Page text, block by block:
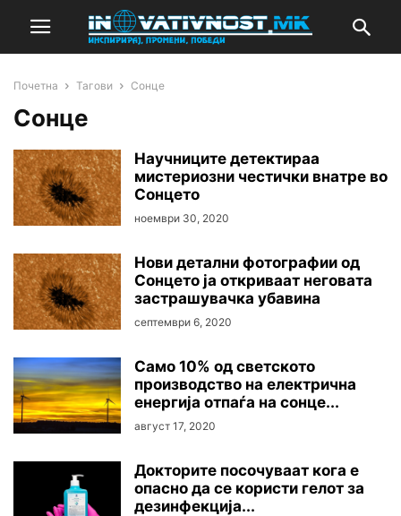
Почетна Тагови Сонце
Сонце
Научниците детектираа
мистериозни честички внатре во
Сонцето
ноември 30, 2020
Нови детални фотографии од
Сонцето ја откриваат неговата
застрашувачка убавина
септември 6, 2020
Само 10% од светското
производство на електрична
енергија отпаѓа на сонце...
август 17, 2020
Докторите посочуваат кога е
опасно да се користи гелот за
дезинфекција...